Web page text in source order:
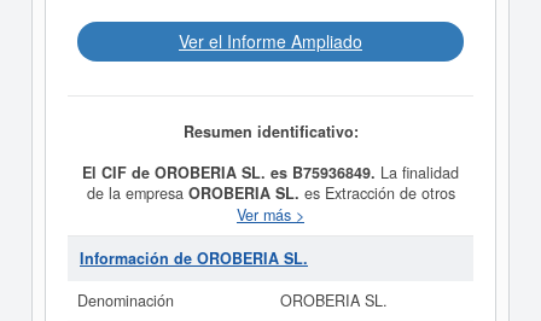
Ver el Informe Ampliado
Resumen identificativo:
El CIF de OROBERIA SL. es B75936849. La finalidad
de la empresa OROBERIA SL. es Extracción de otros
minerales metálicos no férreos. - Servicios técnicos de
ingeniería y otras actividades relacionadas con el
asesoramiento técnico. - La promoción, análisis,
clase de proyectos técnicos en los campos de la
Ver más >
Información de OROBERIA SL.
Denominación
OROBERIA SL.